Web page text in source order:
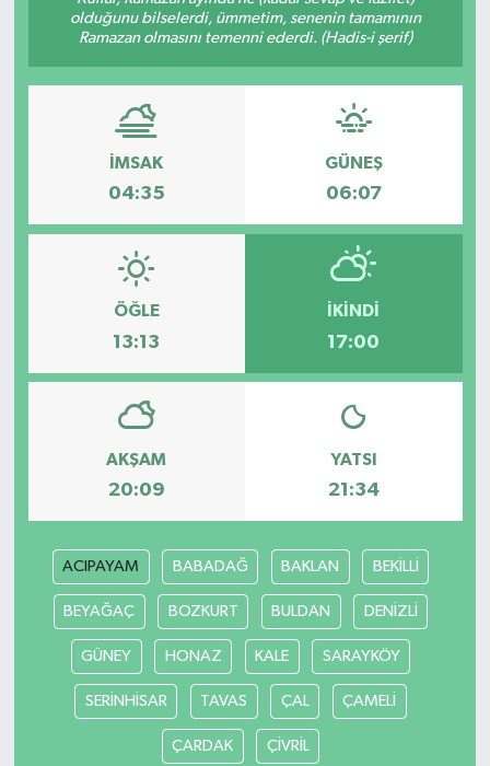
olduğunu bilselerdi, ümmetim, senenin tamamının
Ramazan olmasını temenni ederdi. (Hadis-i şerif)
İMSAK
04:35
GÜNEŞ
06:07
ÖĞLE
13:13
İKINDI
17:00
AKŞAM
20:09
YATSI
21:34
ACIPAYAM BABADAĞ BAKLAN BEKİLLİ
BEYAĞAÇ BOZKURT BULDAN DENİZLİ
GÜNEY HONAZ KALE SARAYKÖY
SERİNHİSAR TAVAS ÇAL ÇAMELİ
ÇARDAK ÇİVRİL